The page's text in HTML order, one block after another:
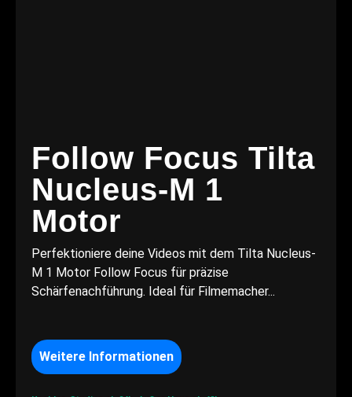
Follow Focus Tilta
Nucleus-M 1
Motor
Perfektioniere deine Videos mit dem Tilta Nucleus-
M 1 Motor Follow Focus für präzise
Schärfenachführung. Ideal für Filmemacher...
Weitere Informationen